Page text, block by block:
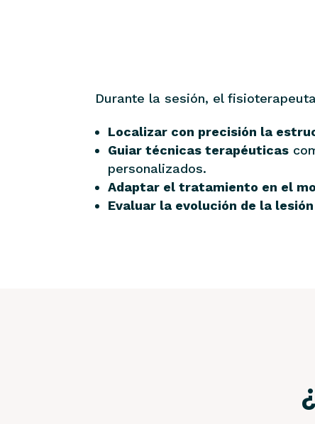
Durante la sesión, el
Localizar con precisión la
Guiar técnicas terapéuticas
personalizados.
Adaptar el tratamiento en el
Evaluar la evolución de la lesión